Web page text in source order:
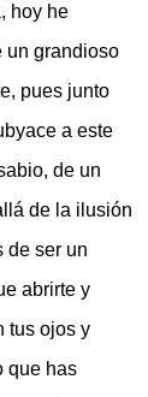
hoy he
un grandioso
pues junto
a este
de un
de la ilusión
de ser un
abrirte y
tus ojos y
que has